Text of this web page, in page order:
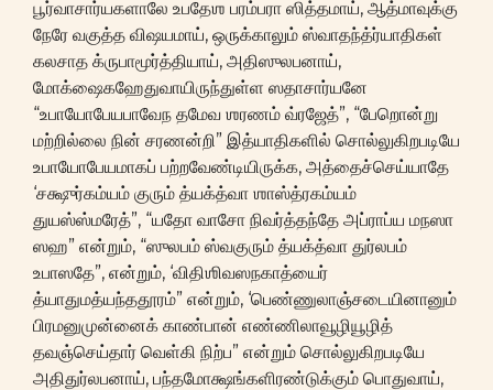
பூர்வாசார்யகளாலே உபதேஶ பரம்பரா ஸித்தமாய், ஆத்மாவுக்கு
நேரே வகுத்த விஷயமாய், ஒருக்காலும் ஸ்வாதந்த்ர்யாதிகள்
கலசாத க்ருபாமூர்த்தியாய், அதிஸுலபனாய்,
மோக்ஷைகஹேதுவாயிருந்துள்ள ஸதாசார்யனே
“உபாயோபேயபாவேந தமேவ ஶரணம் வ்ரஜேத்”, “பேறொன்று
மற்றில்லை நின் சரணன்றி” இத்யாதிகளில் சொல்லுகிறபடியே
உபாயோபேயமாகப் பற்றவேண்டியிருக்க, அத்தைச்செய்யாதே
‘சக்ஷுர்கம்யம் குரும் த்யக்த்வா ஶாஸ்த்ரகம்யம்
துயஸ்ஸ்மரேத்”, “யதோ வாசோ நிவர்த்தந்தே அப்ராப்ய மநஸா
ஸஹ” என்றும், “ஸுலபம் ஸ்வகுரும் த்யக்த்வா துர்லபம்
உபாஸதே”, என்றும், ‘விதிஶிவஸநகாத்யைர்
த்யாதுமத்யந்ததூரம்” என்றும், ‘பெண்ணுலாஞ்சடையினானும்
பிரமனுமுன்னைக் காண்பான் எண்ணிலாவூழியூழித்
தவஞ்செய்தார் வெள்கி நிற்ப” என்றும் சொல்லுகிறபடியே
அதிதுர்லபனாய், பந்தமோக்ஷங்களிரண்டுக்கும் பொதுவாய்,